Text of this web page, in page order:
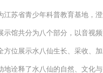
江苏省青少年科普教育基地，
示馆共分为八个部分，以音视
方位展示水八仙生长、采收、加
地诠释了水八仙的自然、文化与